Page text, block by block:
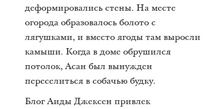
деформировались стены. На месте
огорода образовалось болото с
лягушками, и вместо ягоды там выросли
камыши. Когда в доме обрушился
потолок, Асан был вынужден
переселиться в собачью будку.
Блог Аиды Джексен привлек